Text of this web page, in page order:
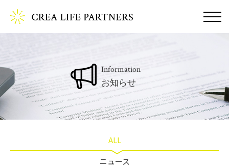
Information
お知らせ
ALL
ニュース